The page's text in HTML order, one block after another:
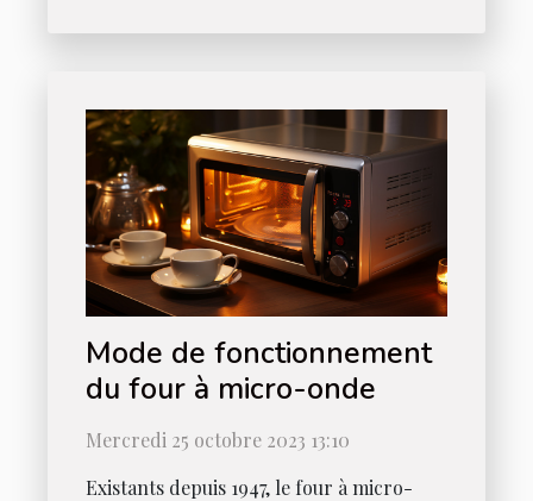
Mode de fonctionnement
du four à micro-onde
Mercredi 25 octobre 2023 13:10
Existants depuis 1947, le four à micro-